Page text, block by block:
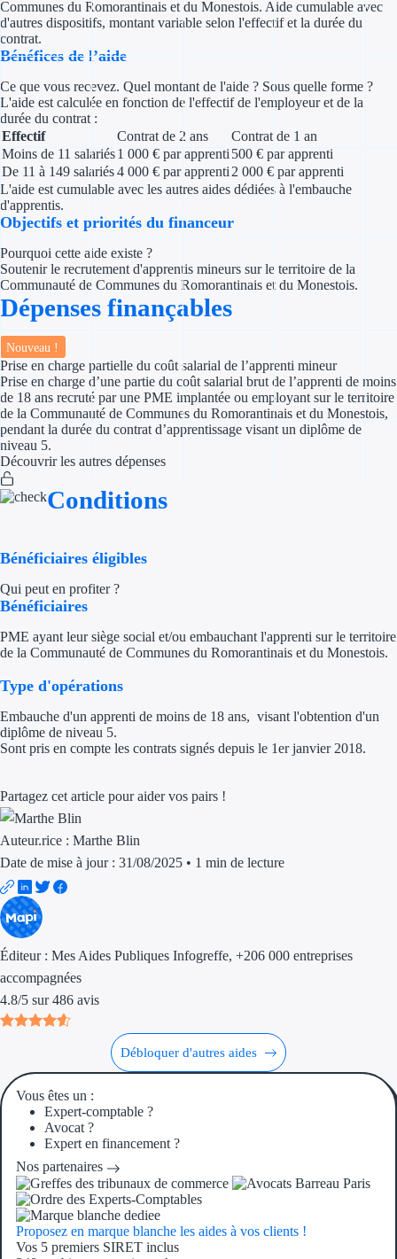
Investir dans
Crédits &
Prêts publics
Prêt
Aides par
Ouvrage
Régions de A à H
Aides Région
Aides Région
Communes du Romorantinais et du Monestois. Aide cumulable avec
d'autres dispositifs, montant variable selon l'effectif et la durée du
contrat.
Bénéfices de l’aide
Ce que vous recevez. Quel montant de l'aide ? Sous quelle forme ?
L'aide est calculée en fonction de l'effectif de l'employeur et de la
durée du contrat :
Effectif
Contrat de 2 ans
Contrat de 1 an
Moins de 11 salariés1 000 € par apprenti500 € par apprenti
De 11 à 149 salariés4 000 € par apprenti2 000 € par apprenti
L'aide est cumulable avec les autres aides dédiées à l'embauche
d'apprentis.
Objectifs et priorités du financeur
Pourquoi cette aide existe ?
Soutenir le recrutement d'apprentis mineurs sur le territoire de la
Communauté de Communes du Romorantinais et du Monestois.
Dépenses finançables
Nouveau !
Prise en charge partielle du coût salarial de l’apprenti mineur
Prise en charge d’une partie du coût salarial brut de l’apprenti de moins
de 18 ans recruté par une PME implantée ou employant sur le territoire
de la Communauté de Communes du Romorantinais et du Monestois,
pendant la durée du contrat d’apprentissage visant un diplôme de
niveau 5.
Découvrir les autres dépenses
Conditions
Bénéficiaires éligibles
Qui peut en profiter ?
Bénéficiaires
PME ayant leur siège social et/ou embauchant l'apprenti sur le territoire
de la Communauté de Communes du Romorantinais et du Monestois.
Type d'opérations
Embauche d'un apprenti de moins de 18 ans, visant l'obtention d'un
diplôme de niveau 5.
Sont pris en compte les contrats signés depuis le 1er janvier 2018.
Partagez cet article pour aider vos pairs !
Auteur.rice : Marthe Blin
Date de mise à jour : 31/08/2025 • 1 min de lecture
Éditeur : Mes Aides Publiques Infogreffe, +206 000 entreprises
accompagnées
4.8/5 sur 486 avis
Débloquer d'autres aides
Vous êtes un :
Expert-comptable ?
Avocat ?
Expert en financement ?
Nos partenaires
Proposez en marque blanche les aides à vos clients !
Vos 5 premiers SIRET inclus